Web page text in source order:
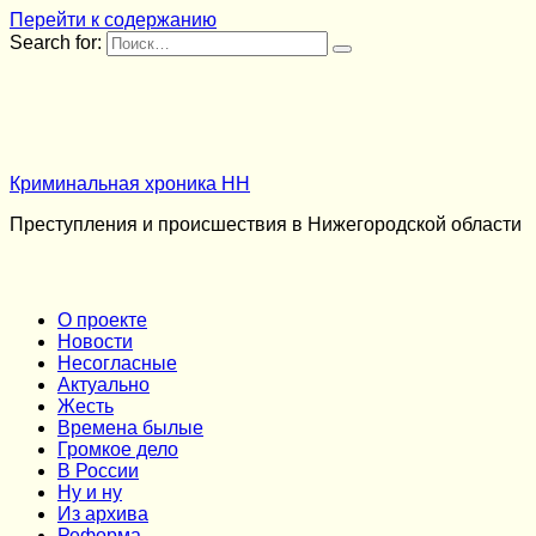
Перейти к содержанию
Search for:
Криминальная хроника НН
Преступления и происшествия в Нижегородской области
О проекте
Новости
Несогласные
Актуально
Жесть
Времена былые
Громкое дело
В России
Ну и ну
Из архива